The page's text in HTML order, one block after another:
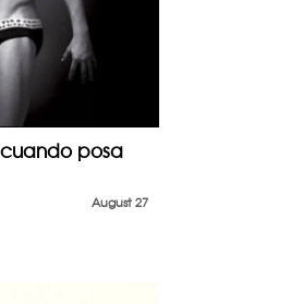
cuando posa
August 27